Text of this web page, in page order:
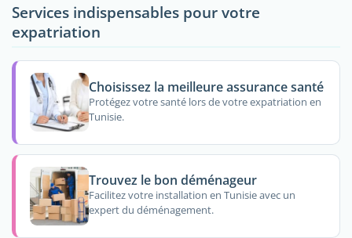
Services indispensables pour votre
expatriation
Choisissez la meilleure assurance santé
Protégez votre santé lors de votre expatriation en
Tunisie.
Trouvez le bon déménageur
Facilitez votre installation en Tunisie avec un
expert du déménagement.